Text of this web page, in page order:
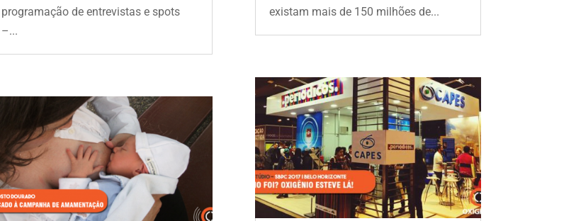
programação de entrevistas e spots
–...
existam mais de 150 milhões de...